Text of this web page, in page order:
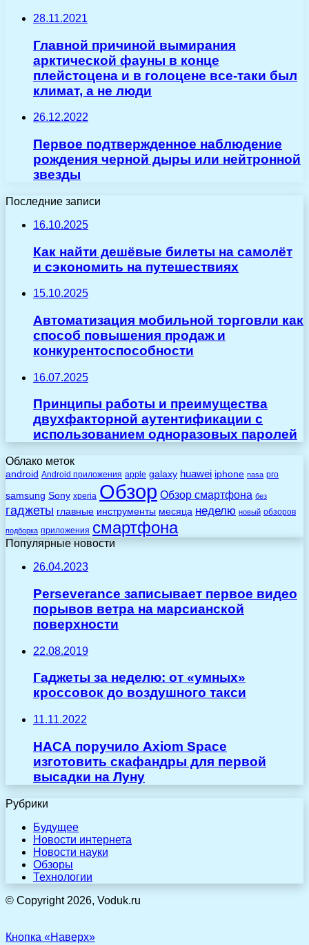
28.11.2021
Главной причиной вымирания
арктической фауны в конце
плейстоцена и в голоцене все-таки был
климат, а не люди
26.12.2022
Первое подтвержденное наблюдение
рождения черной дыры или нейтронной
звезды
Последние записи
16.10.2025
Как найти дешёвые билеты на самолёт
и сэкономить на путешествиях
15.10.2025
Автоматизация мобильной торговли как
способ повышения продаж и
конкурентоспособности
16.07.2025
Принципы работы и преимущества
двухфакторной аутентификации с
использованием одноразовых паролей
Облако меток
android Android приложения apple galaxy huawei iphone nasa pro
samsung Sony xperia Обзор Обзор смартфона без
гаджеты главные инструменты месяца неделю новый обзоров
подборка приложения смартфона
Популярные новости
26.04.2023
Perseverance записывает первое видео
порывов ветра на марсианской
поверхности
22.08.2019
Гаджеты за неделю: от «умных»
кроссовок до воздушного такси
11.11.2022
НАСА поручило Axiom Space
изготовить скафандры для первой
высадки на Луну
Рубрики
Будущее
Новости интернета
Новости науки
Обзоры
Технологии
© Copyright 2026, Voduk.ru
Кнопка «Наверх»